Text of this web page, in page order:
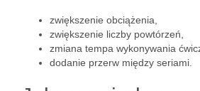
zwiększenie obciążenia,
zwiększenie liczby powtórzeń,
zmiana tempa wykonywania
dodanie przerw między seriami.